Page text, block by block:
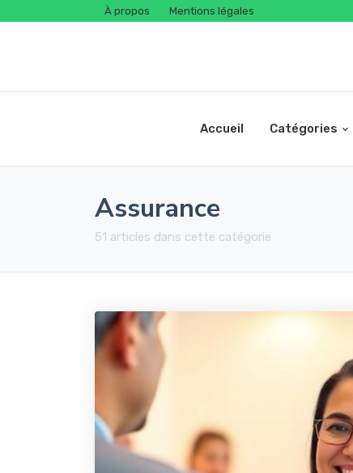
À propos Mentions légales
Accueil Catégories
Assurance
51 articles dans cette catégorie